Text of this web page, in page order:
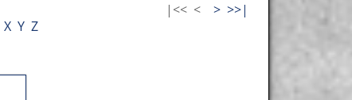
|<< < > >>|
X Y Z